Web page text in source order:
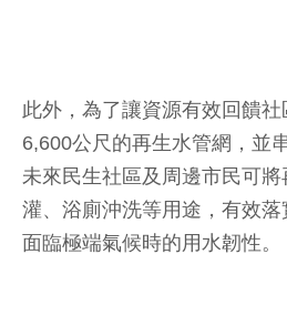
此外，為了讓資源有效回饋
6,600公尺的再生水管網，並
未來民生社區及周邊市民可
灌、浴廁沖洗等用途，有效
面臨極端氣候時的用水韌性。